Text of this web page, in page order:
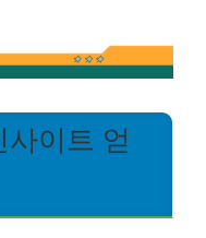
이트 얻